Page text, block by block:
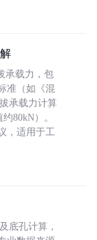
承载力，包
准（如《混
承载力计算
80kN）。
，适用于工
底孔计算，